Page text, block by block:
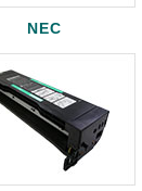
NEC